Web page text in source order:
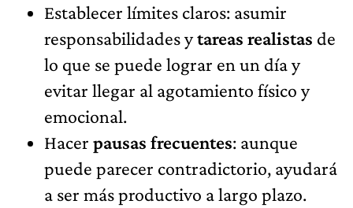
Establecer límites claros: asumir
responsabilidades ytareas realistas de
lo que se puede lograr en un día y
evitar llegar al agotamiento físico y
emocional.
Hacer pausas frecuentes: aunque
puede parecer contradictorio, ayudará
a ser más productivo a largo plazo.